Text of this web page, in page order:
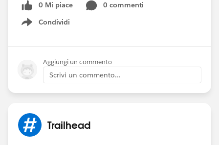
0 Mi piace
0 commenti
Condividi
Show menu
Aggiungi un commento
Scrivi un commento...
Trailhead